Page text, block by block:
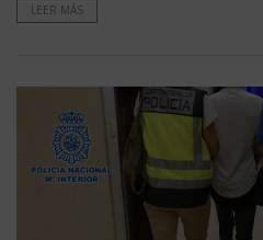
LEER MÁS